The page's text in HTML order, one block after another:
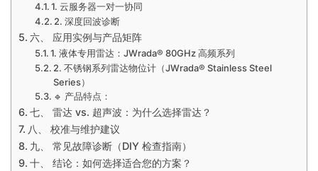
1. 云服务器一对一协同
2. 深度回波诊断
六、 应用实例与产品矩阵
1. 液体专用雷达：JWrada® 80GHz 高频系列
2. 不锈钢系列雷达物位计（JWrada® Stainless Steel
Series）
🔹 产品特点：
七、 雷达 vs. 超声波：为什么选择雷达？
八、 校准与维护建议
九、 常见故障诊断（DIY 检查指南）
十、 结论：如何选择适合您的方案？